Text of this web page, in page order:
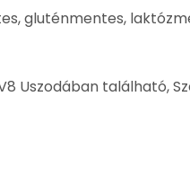
gluténmentes,
Uszodában található,